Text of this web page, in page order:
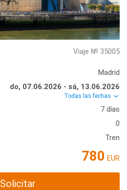
Viaje № 35005
Madrid
do, 07.06.2026 - sá, 13.06.2026
Todas las fechas
7 días
0
Tren
780 EUR
Solicitar